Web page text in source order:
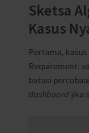
Sketsa
Kasus
Pertama, kasus
Requirement:
batasi
dashboardjika